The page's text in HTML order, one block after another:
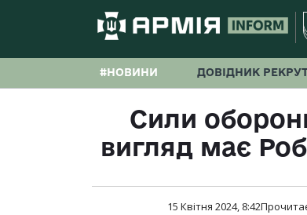
#НОВИНИ ДОВІДНИК
Сили
вигляд має
15 Квітня 2024, 8:42